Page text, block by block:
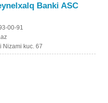
Banki ASC
00-91
Nizami kuc. 67